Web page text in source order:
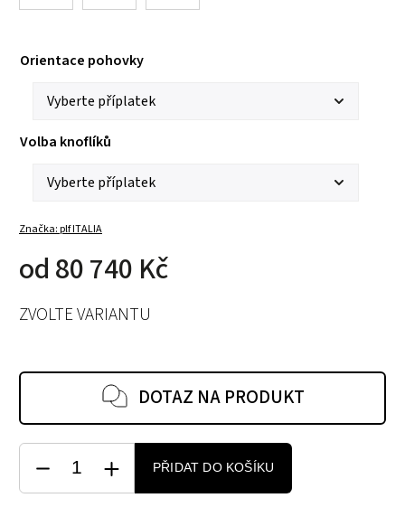
Orientace pohovky
Volba knoflíků
Značka:plf ITALIA
od80 740 Kč
ZVOLTE VARIANTU
DOTAZ NA PRODUKT
PŘIDAT DO KOŠÍKU